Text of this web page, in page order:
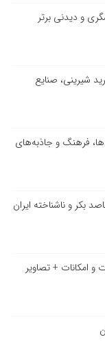
شیرینی، صنایع
فرهنگ و جاذبه‌های
بکر و ناشناخته ایران
و امکانات + تصاویر